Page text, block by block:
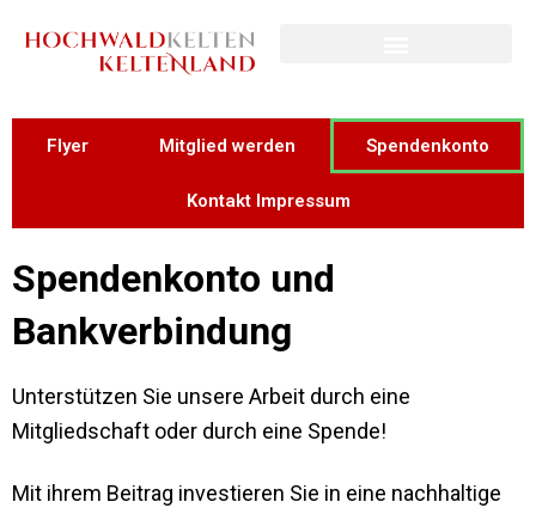
Flyer Mitglied werden Spendenkonto
Kontakt Impressum
Spendenkonto und
Bankverbindung
Unterstützen Sie unsere Arbeit durch eine
Mitgliedschaft oder durch eine Spende!
Mit ihrem Beitrag investieren Sie in eine nachhaltige